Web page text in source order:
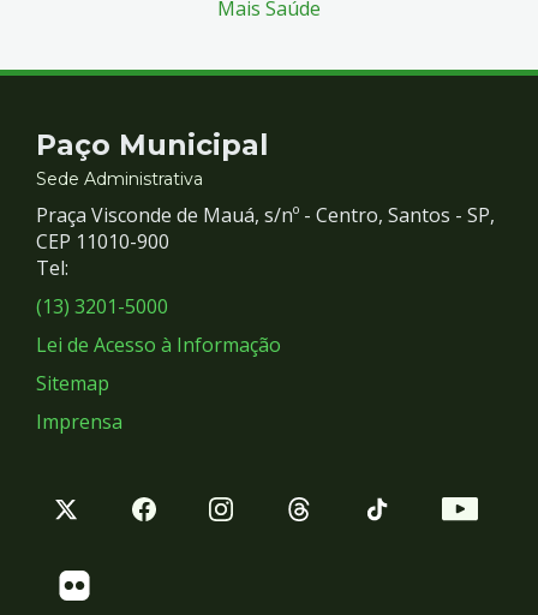
Mais Saúde
Contato
e
Redes
Sociais
Paço Municipal
Sede Administrativa
Praça Visconde de Mauá, s/nº - Centro, Santos - SP,
CEP 11010-900
Tel:
(13) 3201-5000
Lei de Acesso à Informação
Sitemap
Imprensa